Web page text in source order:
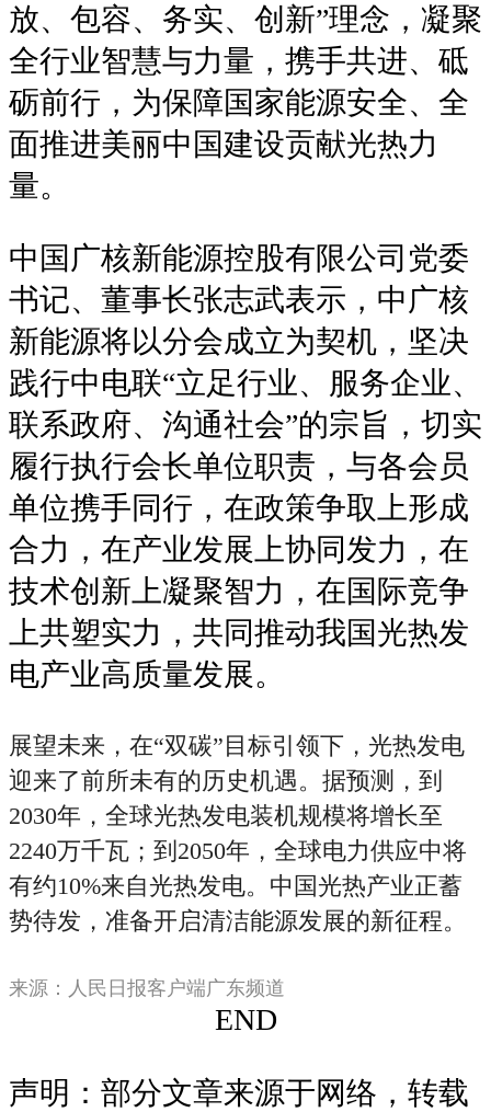
放、包容、务实、创新”理念，凝聚
全行业智慧与力量，携手共进、砥
砺前行，为保障国家能源安全、全
面推进美丽中国建设贡献光热力
量。
中国广核新能源控股有限公司党委
书记、董事长张志武表示，中广核
新能源将以分会成立为契机，坚决
践行中电联“立足行业、服务企业、
联系政府、沟通社会”的宗旨，切实
履行执行会长单位职责，与各会员
单位携手同行，在政策争取上形成
合力，在产业发展上协同发力，在
技术创新上凝聚智力，在国际竞争
上共塑实力，共同推动我国光热发
电产业高质量发展。
展望未来，在“双碳”目标引领下，光热发电
迎来了前所未有的历史机遇。据预测，到
2030年，全球光热发电装机规模将增长至
2240万千瓦；到2050年，全球电力供应中将
有约10%来自光热发电。中国光热产业正蓄
势待发，准备开启清洁能源发展的新征程。
来源：人民日报客户端广东频道
END
声明：部分文章来源于网络，转载